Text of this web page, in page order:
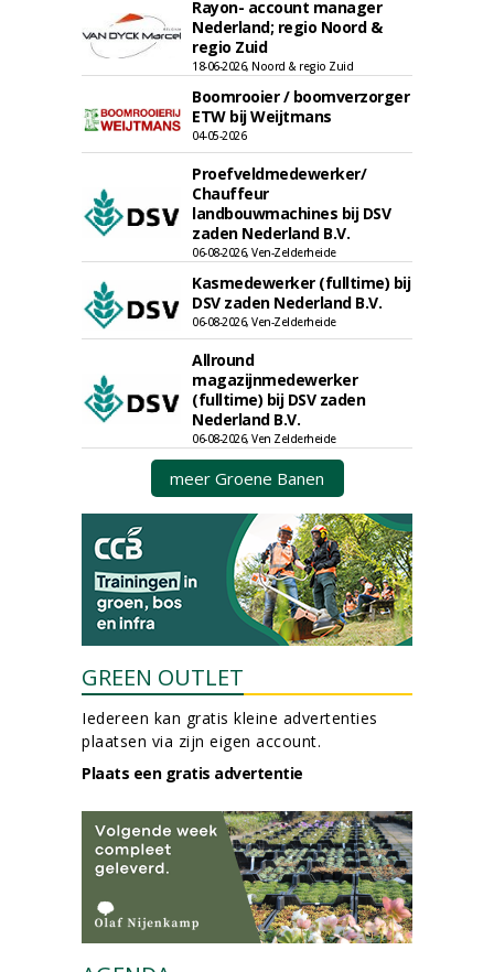
Rayon- account manager
Nederland; regio Noord &
regio Zuid
18-06-2026, Noord & regio Zuid
Boomrooier / boomverzorger
ETW bij Weijtmans
04-05-2026
Proefveldmedewerker/
Chauffeur
landbouwmachines bij DSV
zaden Nederland B.V.
06-08-2026, Ven-Zelderheide
Kasmedewerker (fulltime) bij
DSV zaden Nederland B.V.
06-08-2026, Ven-Zelderheide
Allround
magazijnmedewerker
(fulltime) bij DSV zaden
Nederland B.V.
06-08-2026, Ven Zelderheide
meer Groene Banen
GREEN OUTLET
Iedereen kan gratis kleine advertenties
plaatsen via zijn eigen account.
Plaats een gratis advertentie